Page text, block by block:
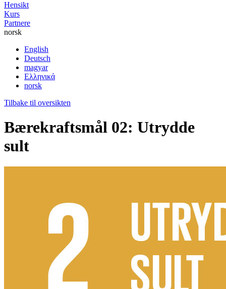
Hensikt
Kurs
Partnere
norsk
English
Deutsch
magyar
Ελληνικά
norsk
Tilbake til oversikten
Bærekraftsmål 02: Utrydde
sult